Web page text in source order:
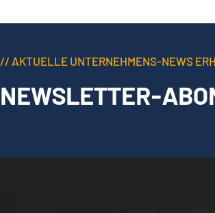
// AKTUELLE UNTERNEHMENS-NEWS
NEWSLETTER-